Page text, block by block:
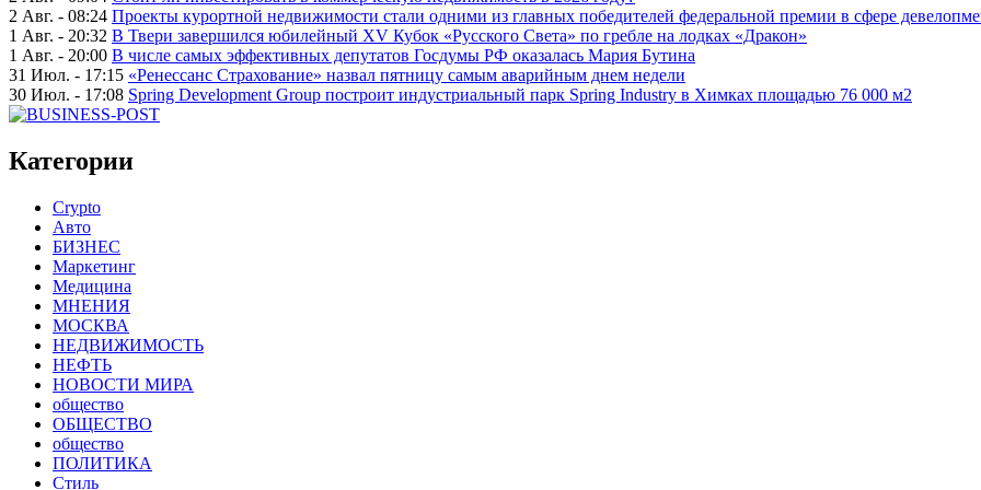
2 Авг. - 08:24 Проекты курортной недвижимости стали одними из главных победителей федеральной премии в сфере
1 Авг. - 20:32 В Твери завершился юбилейный XV Кубок «Русского Света» по гребле на лодках «Дракон»
1 Авг. - 20:00 В числе самых эффективных депутатов Госдумы РФ оказалась Мария Бутина
31 Июл. - 17:15 «Ренессанс Страхование» назвал пятницу самым аварийным днем недели
30 Июл. - 17:08 Spring Development Group построит индустриальный парк Spring Industry в Химках площадью 76 000 м2
Категории
Crypto
Авто
БИЗНЕС
Маркетинг
Медицина
МНЕНИЯ
МОСКВА
НЕДВИЖИМОСТЬ
НЕФТЬ
НОВОСТИ МИРА
общество
ОБЩЕСТВО
общество
ПОЛИТИКА
Стиль